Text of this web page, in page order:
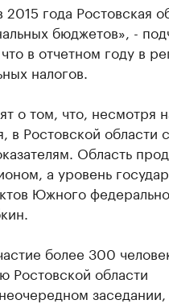
года Ростовская
бюджетов», -
в отчетном году в
налогов.
о том, что, несмотря
Ростовской области
Область
а уровень
Южного
более 300
Ростовской области